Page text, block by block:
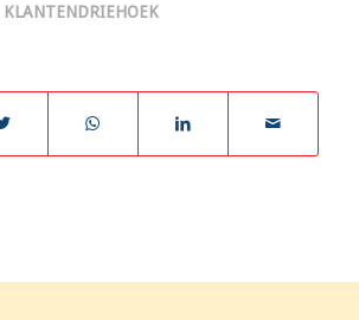
KLANTENDRIEHOEK